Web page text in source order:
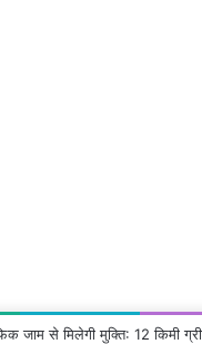
जाम से मिलेगी मुक्ति: 12 किमी